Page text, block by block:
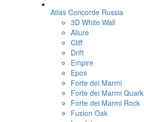
Atlas Concorde Russia
3D White Wall
Allure
Cliff
Drift
Empire
Epos
Forte dei Marmi
Forte dei Marmi Quark
Forte dei Marmi Rock
Fusion Oak